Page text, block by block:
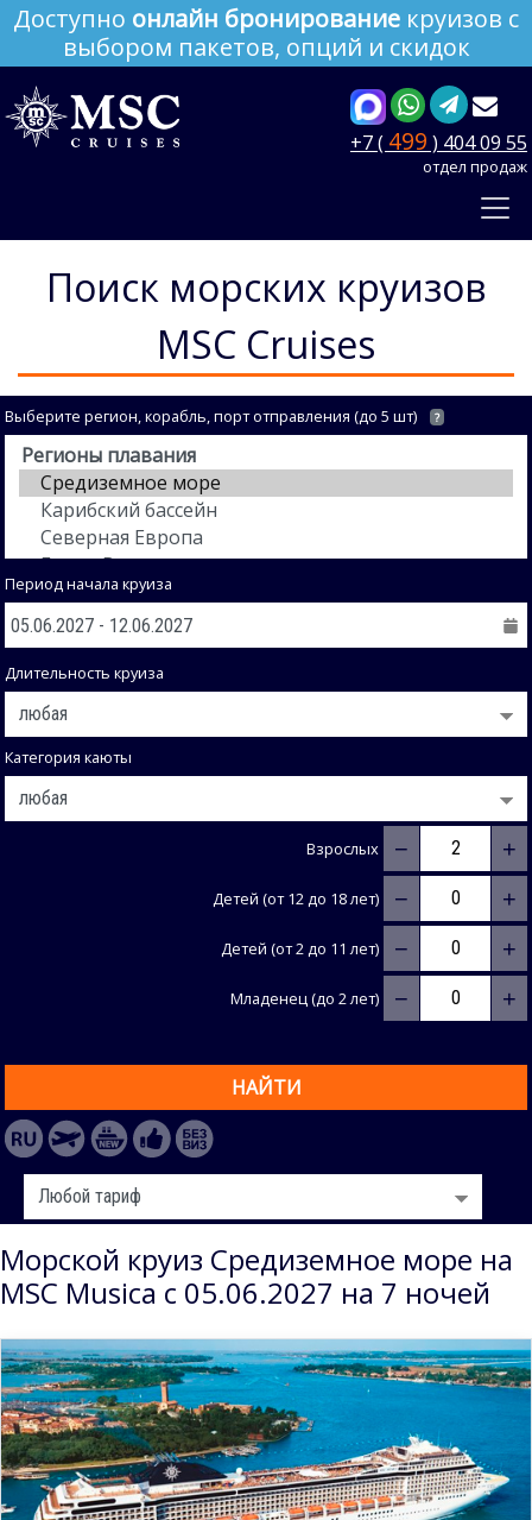
Доступно онлайн бронирование круизов с
выбором пакетов, опций и скидок
+7 ( 499 ) 404 09 55
отдел продаж
Поиск морских круизов
MSC Cruises
Выберите регион, корабль, порт отправления (до 5 шт) ?
Период начала круиза
Длительность круиза
Категория каюты
Взрослых − +
Детей (от 12 до 18 лет) − +
Детей (от 2 до 11 лет) − +
Младенец (до 2 лет) − +
НАЙТИ
Морской круиз Средиземное море на
MSC Musica с 05.06.2027 на 7 ночей